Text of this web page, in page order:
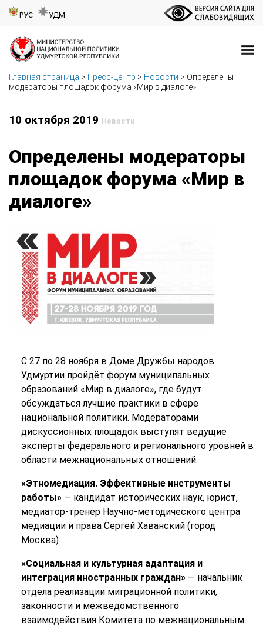
РУС УДМ
Главная страница > Пресс-центр > Новости > Определены
модераторы площадок форума «Мир в диалоге»
10 октября 2019 Новости
Определены модераторы
площадок форума «Мир в
диалоге»
С 27 по 28 ноября в Доме Дружбы народов
Удмуртии пройдёт форум муниципальных
образований «Мир в диалоге», где будут
обсуждаться лучшие практики в сфере
национальной политики. Модераторами
дискуссионных площадок выступят ведущие
эксперты федерального и регионального уровней в
области межнациональных отношений.
«Этномедиация. Эффективные инструменты
работы»— кандидат исторических наук, юрист,
медиатор-тренер Научно-методического центра
медиации и права Сергей Хаванский (город
Москва)
«Социальная и культурная адаптация и
интеграция иностранных граждан»— начальник
отдела реализации миграционной политики,
законности и межведомственного
взаимодействия Комитета по межнациональным